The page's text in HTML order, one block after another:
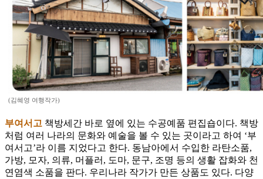
(김혜영 여행작가)
부여서고 책방세간 바로 옆에 있는 수공예품 편집숍이다. 책방
처럼 여러 나라의 문화와 예술을 볼 수 있는 곳이라고 하여 ‘부
여서고’라 이름 지었다고 한다. 동남아에서 수입한 라탄소품,
가방, 모자, 의류, 머플러, 도마, 문구, 조명 등의 생활 잡화와 천
연염색 소품을 판다. 우리나라 작가가 만든 상품도 있다. 다양